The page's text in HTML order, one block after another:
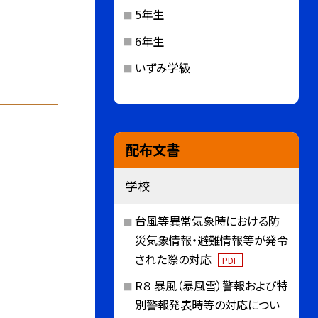
5年生
6年生
いずみ学級
配布文書
学校
台風等異常気象時における防
災気象情報・避難情報等が発令
された際の対応
PDF
R８ 暴風（暴風雪）警報および特
別警報発表時等の対応につい